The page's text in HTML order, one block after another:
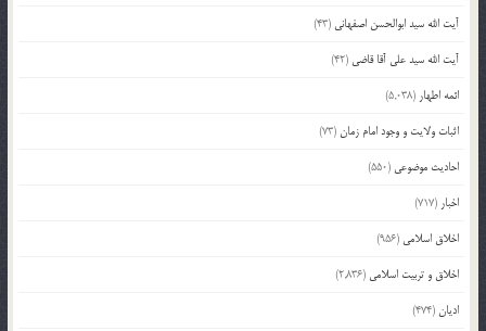
آیت الله سید ابوالحسن اصفهانی (43)
آیت الله سید علی آقا قاضی (42)
ائمه اطهار (5,038)
اثبات ولایت و وجود امام زمان(73)
احادیث موضوعی (550)
اخبار (717)
اخلاق اسلامی (956)
اخلاق و تربیت اسلامی (2,836)
ادیان(474)